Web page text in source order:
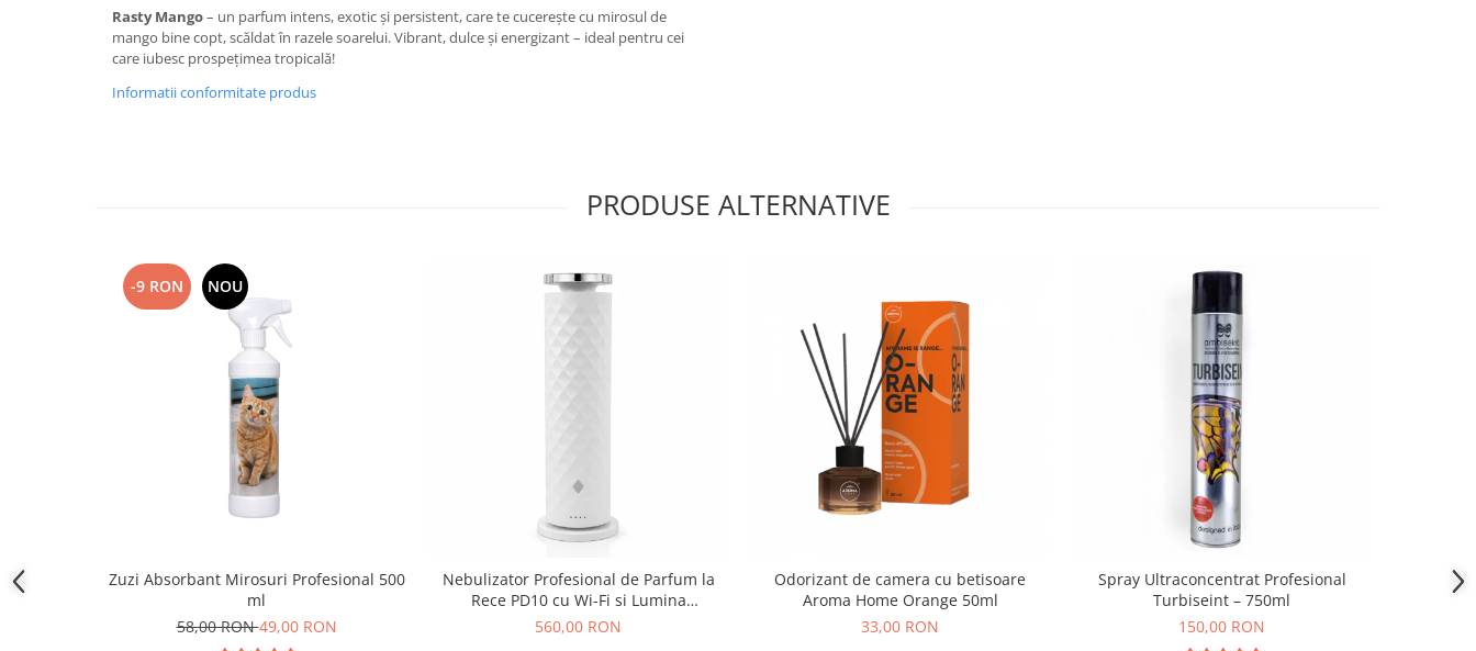
Produse incontinenta
Rasty Mango– un parfum intens, exotic și persistent, care te cucerește cu mirosul de
mango bine copt, scăldat în razele soarelui. Vibrant, dulce și energizant – ideal pentru cei
care iubesc prospețimea tropicală!
Informatii conformitate produs
PRODUSE ALTERNATIVE
-9 RON NOU
Zuzi Absorbant Mirosuri Profesional 500
ml
58,00 RON49,00 RON
Nebulizator Profesional de Parfum la
Rece PD10 cu Wi-Fi si Lumina
Ambientala 120 ml, Alb
560,00 RON
Odorizant de camera cu betisoare
Aroma Home Orange 50ml
33,00 RON
Spray Ultraconcentrat Profesional
Turbiseint – 750ml
150,00 RON